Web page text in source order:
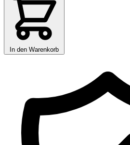
In den Warenkorb